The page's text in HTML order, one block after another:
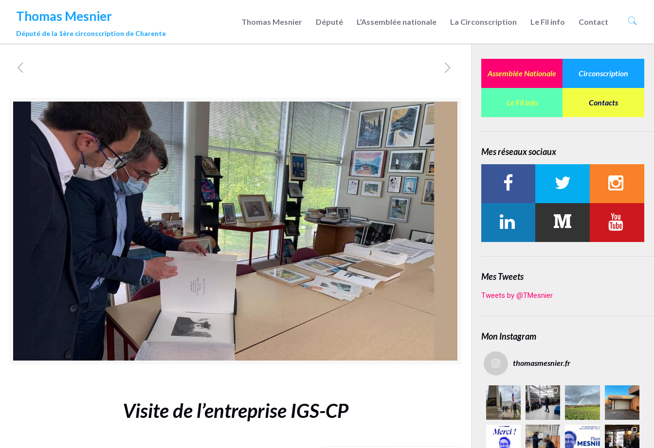
Thomas Mesnier
Député de la 1ère circonscription de Charente
Thomas Mesnier Député L’Assemblée nationale La Circonscription Le Fil info Contact
Visite de l’entreprise IGS-CP
Assemblée Nationale Circonscription
Le Fil info Contacts
Mes réseaux sociaux
Mes Tweets
Tweets by @TMesnier
Mon Instagram
thomasmesnier.fr